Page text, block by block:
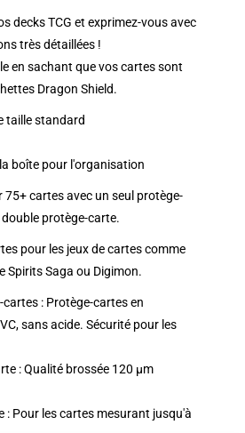
decks TCG et exprimez-vous avec
très détaillées !
en sachant que vos cartes sont
Dragon Shield.
taille standard
boîte pour l'organisation
cartes avec un seul protège-
protège-carte.
pour les jeux de cartes comme
Spirits Saga ou Digimon.
: Protège-cartes en
sans acide. Sécurité pour les
: Qualité brossée 120 µm
: Pour les cartes mesurant jusqu'à